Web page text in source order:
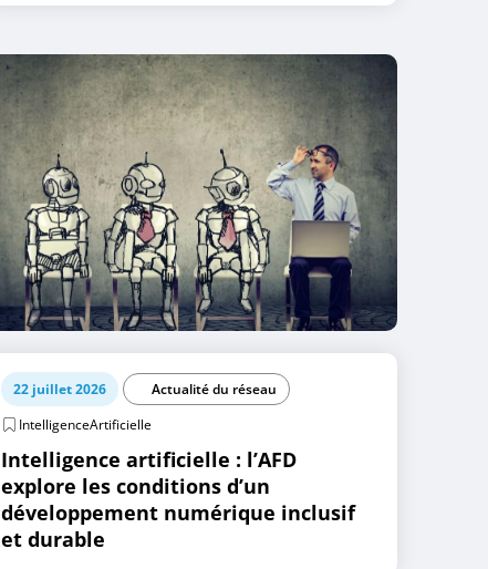
22 juillet 2026
Actualité du réseau
IntelligenceArtificielle
Intelligence artificielle : l’AFD
explore les conditions d’un
développement numérique inclusif
et durable